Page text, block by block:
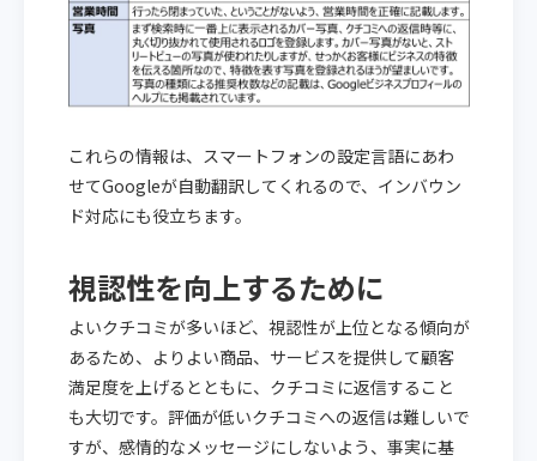
これらの情報は、スマートフォンの設定言語にあわ
せてGoogleが自動翻訳してくれるので、インバウン
ド対応にも役立ちます。
視認性を向上するために
よいクチコミが多いほど、視認性が上位となる傾向が
あるため、よりよい商品、サービスを提供して顧客
満足度を上げるとともに、クチコミに返信すること
も大切です。評価が低いクチコミへの返信は難しいで
すが、感情的なメッセージにしないよう、事実に基